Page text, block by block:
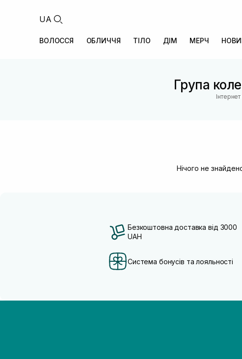
UA
ВОЛОССЯ ОБЛИЧЧЯ ТІЛО ДІМ МЕРЧ
Група
Нічого не
Безкоштовна доставка від 3000
UAH
Система бонусів та лояльності